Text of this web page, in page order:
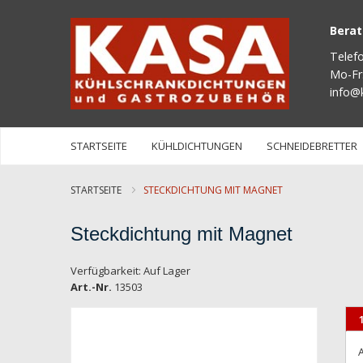
Mo-
STARTSEITE KÜHLDICHTUNGEN SCHNEIDEBRETTER
STARTSEITE STECKDICHTUNG MIT MAGNET
Steckdichtung mit Magnet
Verfügbarkeit: Auf Lager
Art.-Nr. 13503